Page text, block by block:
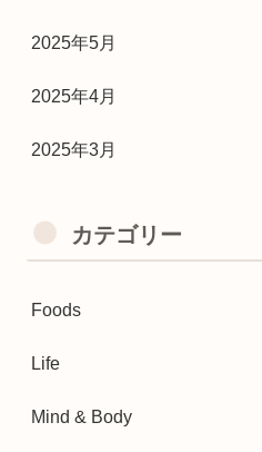
2025年5月
2025年4月
2025年3月
カテゴリー
Foods
Life
Mind & Body